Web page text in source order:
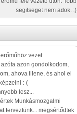
segitseget nem adok. :)
vezet.
azon gondolkodom,
ahova illene, és ahol el
:-(
lesz...
Munkásmozgalmi
terveztünk... megsértődtek